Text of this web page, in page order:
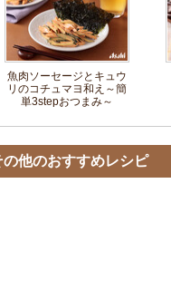
魚肉ソーセージとキュウ
リのコチュマヨ和え～簡
単3stepおつまみ～
の他のおすすめレシピ